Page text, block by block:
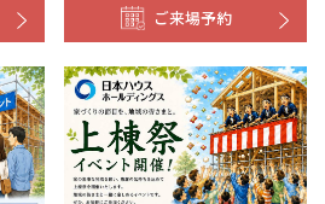
ご来場予約